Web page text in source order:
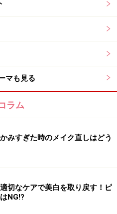
の方への有効性を保証するもの
連の書籍をチェック！
ット用品をチェック！
マも見る
ラム
みすぎた時のメイク直しはどう
切なケアで美白を取り戻す！ピ
NG!?